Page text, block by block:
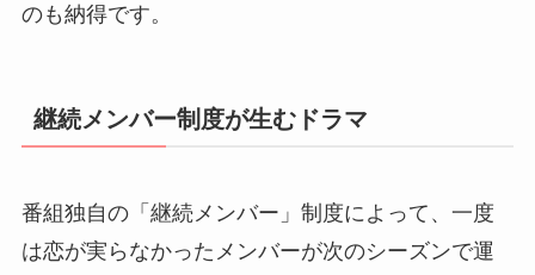
のも納得です。
継続メンバー制度が生むドラマ
番組独自の「継続メンバー」制度によって、一度
は恋が実らなかったメンバーが次のシーズンで運